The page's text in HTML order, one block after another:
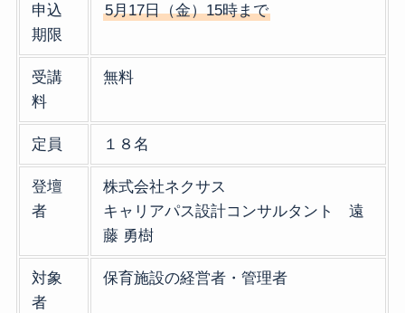
申込
期限
5月17日（金）15時まで
受講
料
無料
定員 １８名
登壇
者
株式会社ネクサス
キャリアパス設計コンサルタント 遠
藤 勇樹
対象
者
保育施設の経営者・管理者